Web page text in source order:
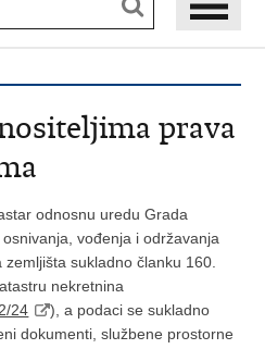
prava
odnosnu uredu Grada
vođenja i održavanja
sukladno članku 160.
nekretnina
24
), a podaci se sukladno
dokumenti, službene prostorne